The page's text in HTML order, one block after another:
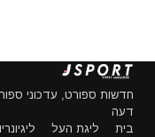
חדשות ספורט, עדכוני
דעה
בית
ליגת העל